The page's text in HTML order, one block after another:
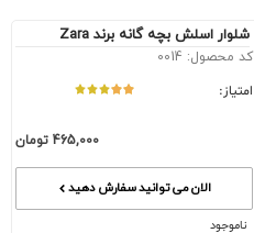
شلوار اسلش بچه گانه برند Zara
کد محصول: 0014
امتیاز:
465,000 تومان
الان می توانید سفارش دهید
ناموجود